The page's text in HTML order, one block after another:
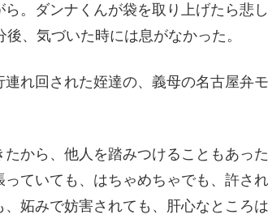
。ダンナくんが袋を取り上げたら悲
、気づいた時には息がなかった。
れ回された姪達の、義母の名古屋弁
から、他人を踏みつけることもあっ
ていても、はちゃめちゃでも、許さ
妬みで妨害されても、肝心なところ